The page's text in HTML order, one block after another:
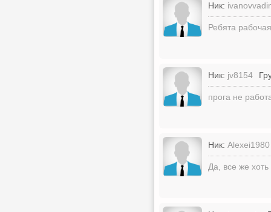
Ник:
Ребята
Ник: jv8154
прога не
Ник: Alexei1980
Да, все же